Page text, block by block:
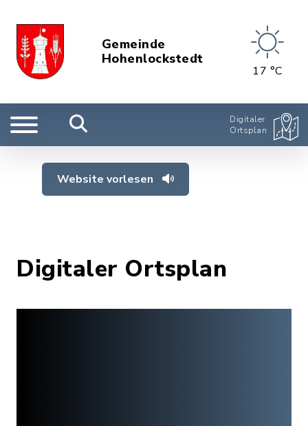
Gemeinde
Hohenlockstedt
17 °C
Digitaler
Ortsplan
Website vorlesen
Digitaler Ortsplan